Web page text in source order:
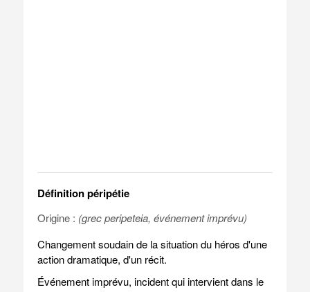
Définition péripétie
Origine : (grec peripeteia, événement imprévu)
Changement soudain de la situation du héros d'une
action dramatique, d'un récit.
Événement imprévu, incident qui intervient dans le